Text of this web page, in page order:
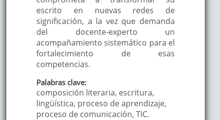
escrito en nuevas redes de
significación, a la vez que demanda
del docente-experto un
acompañamiento sistemático para el
fortalecimiento de esas
competencias.
Palabras clave:
composición literaria, escritura,
lingüística, proceso de aprendizaje,
proceso de comunicación, TIC.